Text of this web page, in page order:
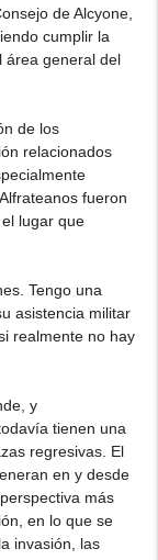
de Alcyone,
cumplir la
área general del
de los
relacionados
fueron
lugar que
Tengo una
asistencia militar
realmente no hay
y
tienen una
regresivas. El
en y desde
más
en lo que se
invasión, las